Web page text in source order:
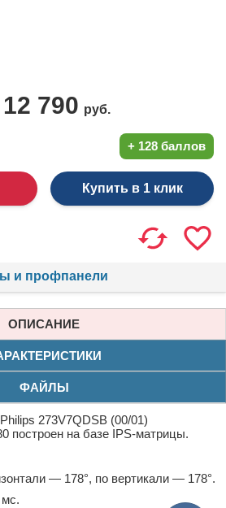
12 790 руб.
+ 128 баллов
Купить в 1 клик
и профпанели
ОПИСАНИЕ
ФАЙЛЫ
273V7QDSB (00/01)
построен на базе IPS-матрицы.
— 178°, по вертикали — 178°.